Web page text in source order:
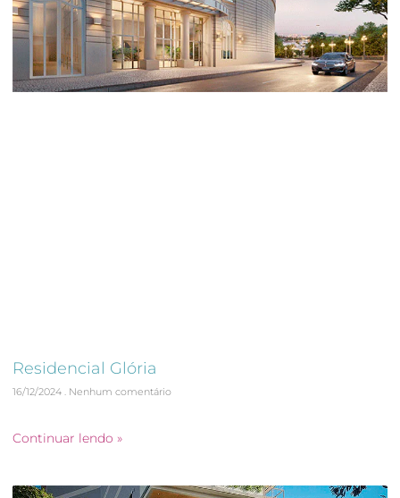
Residencial Glória
16/12/2024 Nenhum comentário
Continuar lendo »